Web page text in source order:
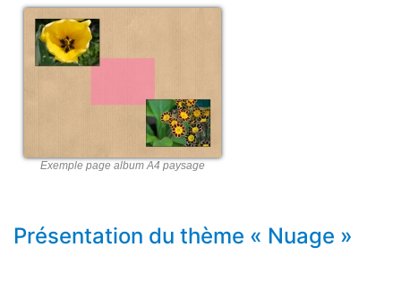
Exemple page album A4 paysage
Présentation du thème « Nuage »